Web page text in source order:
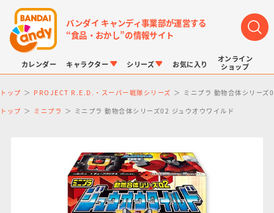
バンダイ キャンディ事業部が運営する
“食品・おかし”の情報サイト
カレンダー キャラクター
LINK TRAVELERS プリキュアシリーズ ドラゴンボール
シリーズ
チョコボックス チョコサプ ポケモンキッズ
お気に入り
オンライン
ショップ
トップ PROJECT R.E.D.・スーパー戦隊シリーズ ミニプラ 動物合体シリーズ
トップ ミニプラ ミニプラ 動物合体シリーズ02 ジュウオウワイルド